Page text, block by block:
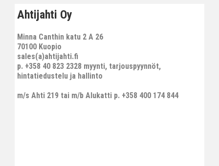
Ahtijahti Oy
Minna Canthin katu 2 A 26
70100 Kuopio
sales(a)ahtijahti.fi
p. +358 40 823 2328 myynti, tarjouspyynnöt,
hintatiedustelu ja hallinto
m/s Ahti 219 tai m/b Alukatti p. +358 400 174 844